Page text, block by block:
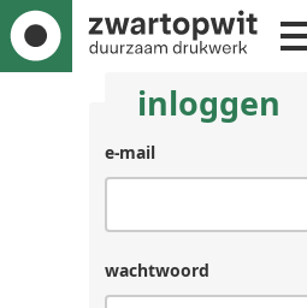
inloggen
e-mail
wachtwoord